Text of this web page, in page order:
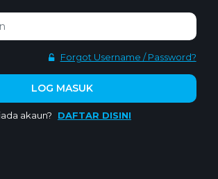
Forgot Username / Password?
akaun? DAFTAR DISINI